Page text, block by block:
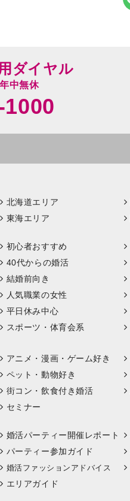
ダイヤル
中無休
北海道エリア
東海エリア
初心者おすすめ
40代からの婚活
結婚前向き
人気職業の女性
平日休み中心
スポーツ・体育会系
アニメ・漫画・ゲーム好き
ペット・動物好き
街コン・飲食付き婚活
セミナー
婚活パーティー開催レポート
パーティー参加ガイド
婚活ファッションアドバイス
エリアガイド